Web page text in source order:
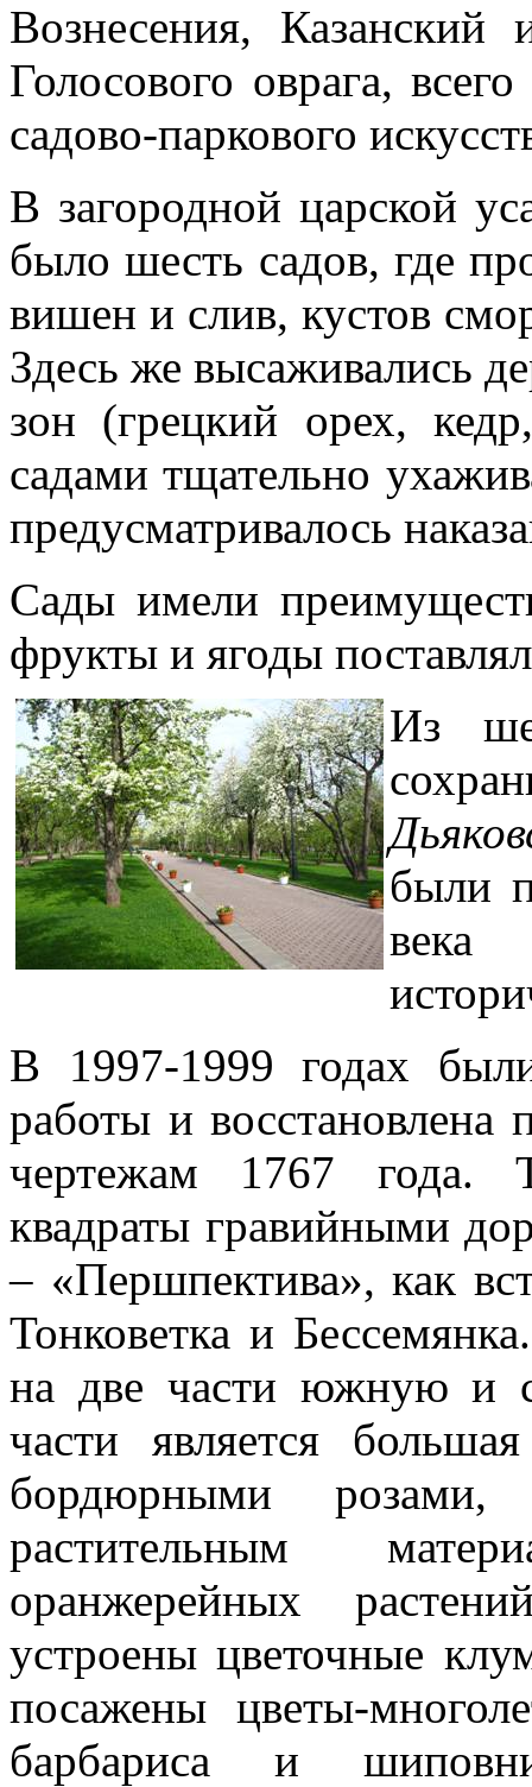
Вознесения,
Голосового оврага,
садово-паркового
В загородной царской
было шесть садов, где
вишен и слив, кустов
Здесь же высаживались
зон (грецкий орех,
садами тщательно
предусматривалось
Сады имели
фрукты и ягоды
Из
были
века
В 1997-1999 годах
работы и восстановлена
чертежам 1767 года.
квадраты гравийными
– «Першпектива», как
Тонковетка и
на две части южную и
части является
бордюрными розами,
растительным
оранжерейных
устроены цветочные
посажены цветы-
барбариса и